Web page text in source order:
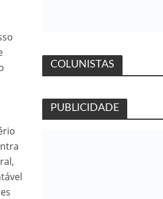
COLUNISTAS
PUBLICIDADE